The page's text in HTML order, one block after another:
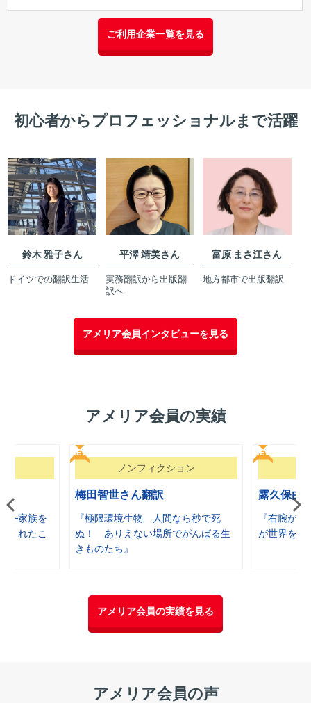
ご利用企業一覧を見る
初心者からプロフェッショナルまで活躍
鈴木 雅子さん
ドイツでの翻訳生活
平澤 靖美さん
実務翻訳から出版翻
訳へ
富原 まさ江さん
地方都市で出版翻訳
アメリア会員インタビューを見る
アメリア会員の実績
――家族を
くれたこ
NEW
ノンフィクション
梅田智世さん翻訳
『極限環境生物 人間なら秒で死
ぬ！ ありえない場所でがんばる生
きものたち』
NEW
露久保由
『右腕が
が世界を変
アメリア会員の実績を見る
アメリア会員の声